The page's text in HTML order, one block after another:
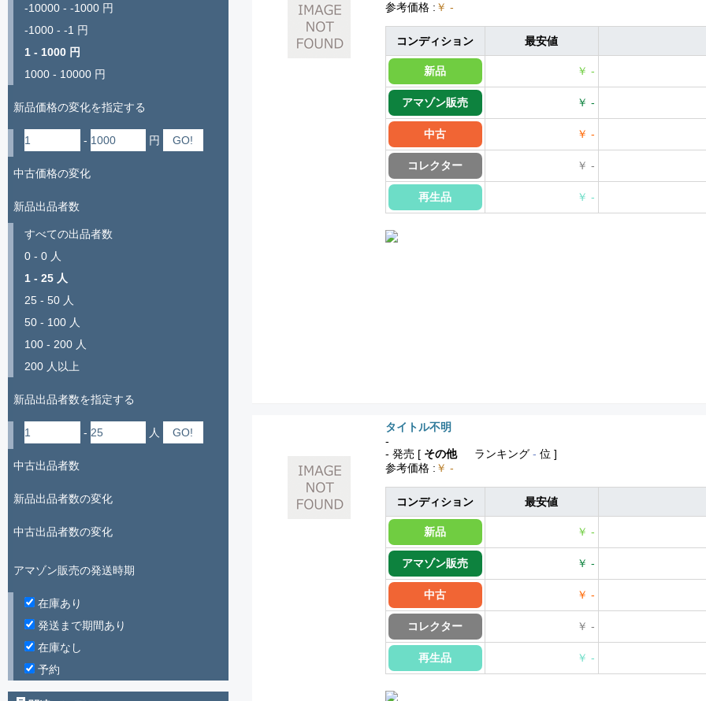
参考価格 : ￥ -
コンディション 最安値
新品 ￥ -
アマゾン販売 ￥ -
中古 ￥ -
コレクター ￥ -
再生品 ￥ -
タイトル不明
-
- 発売 [ その他 ランキング - 位 ]
参考価格 : ￥ -
コンディション 最安値
新品 ￥ -
アマゾン販売 ￥ -
中古 ￥ -
コレクター ￥ -
再生品 ￥ -
-10000 - -1000 円
-1000 - -1 円
1 - 1000 円
1000 - 10000 円
新品価格の変化を指定する
- 円
中古価格の変化
新品出品者数
すべての出品者数
0 - 0 人
1 - 25 人
25 - 50 人
50 - 100 人
100 - 200 人
200 人以上
新品出品者数を指定する
- 人
中古出品者数
新品出品者数の変化
中古出品者数の変化
アマゾン販売の発送時期
在庫あり
発送まで期間あり
在庫なし
予約